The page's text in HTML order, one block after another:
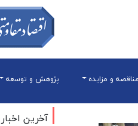
مناقصه و مزایده پژوهش و توسعه
آخرین اخبار